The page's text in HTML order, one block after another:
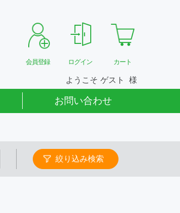
会員登録 ログイン カート
ようこそ ゲスト
お問い合わせ
絞り込み検索